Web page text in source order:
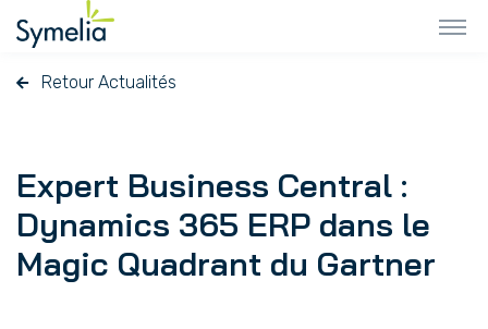
Retour Actualités
Expert Business Central :
Dynamics 365 ERP dans le
Magic Quadrant du Gartner